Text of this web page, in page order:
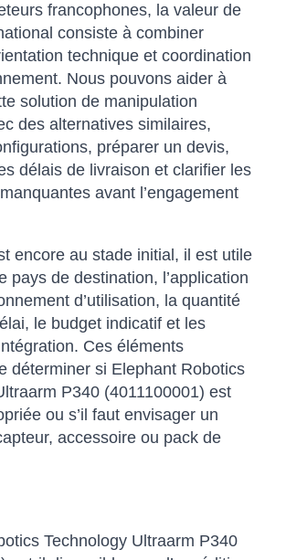
francophones, la valeur de
consiste à combiner
technique et coordination
Nous pouvons aider à
solution de manipulation
des alternatives similaires,
préparer un devis,
délais de livraison et clarifier les
avant l’engagement
encore au stade initial, il est utile
pays de destination, l’application
d’utilisation, la quantité
le budget indicatif et les
Ces éléments
déterminer si Elephant Robotics
P340 (4011100001) est
ou s’il faut envisager un
accessoire ou pack de
Technology Ultraarm P340